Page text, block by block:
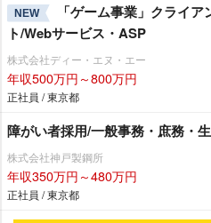
NEW
「ゲーム事業」クライ
ト/Webサービス・ASP
株式会社ディー・エヌ・エー
年収500万円～800万円
正社員 / 東京都
障がい者採用/一般事務・庶務・
株式会社神戸製鋼所
年収350万円～480万円
正社員 / 東京都